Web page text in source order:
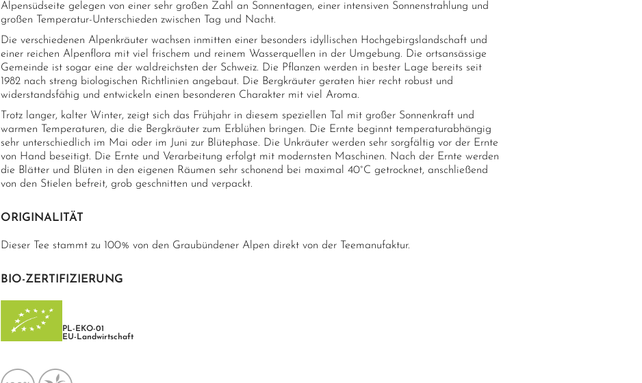
Alpensüdseite gelegen von einer sehr großen Zahl an Sonnentagen, einer intensiven Sonnenstrahlung und
großen Temperatur-Unterschieden zwischen Tag und Nacht.
Die verschiedenen Alpenkräuter wachsen inmitten einer besonders idyllischen Hochgebirgslandschaft und
einer reichen Alpenflora mit viel frischem und reinem Wasserquellen in der Umgebung. Die ortsansässige
Gemeinde ist sogar eine der waldreichsten der Schweiz. Die Pflanzen werden in bester Lage bereits seit
1982 nach streng biologischen Richtlinien angebaut. Die Bergkräuter geraten hier recht robust und
widerstandsfähig und entwickeln einen besonderen Charakter mit viel Aroma.
Trotz langer, kalter Winter, zeigt sich das Frühjahr in diesem speziellen Tal mit großer Sonnenkraft und
warmen Temperaturen, die die Bergkräuter zum Erblühen bringen. Die Ernte beginnt temperaturabhängig
sehr unterschiedlich im Mai oder im Juni zur Blütephase. Die Unkräuter werden sehr sorgfältig vor der Ernte
von Hand beseitigt. Die Ernte und Verarbeitung erfolgt mit modernsten Maschinen. Nach der Ernte werden
die Blätter und Blüten in den eigenen Räumen sehr schonend bei maximal 40°C getrocknet, anschließend
von den Stielen befreit, grob geschnitten und verpackt.
ORIGINALITÄT
Dieser Tee stammt zu 100% von den Graubündener Alpen direkt von der Teemanufaktur.
BIO-ZERTIFIZIERUNG
PL-EKO-01
EU-Landwirtschaft